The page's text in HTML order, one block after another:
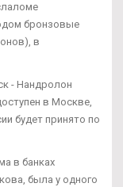
бронзовые
в
- Нандролон
в Москве,
будет принято по
в банках
была у одного